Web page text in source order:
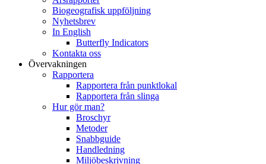
Biogeografisk uppföljning
Nyhetsbrev
In English
Butterfly Indicators
Kontakta oss
Övervakningen
Rapportera
Rapportera från punktlokal
Rapportera från slinga
Hur gör man?
Broschyr
Metoder
Snabbguide
Handledning
Miljöbeskrivning